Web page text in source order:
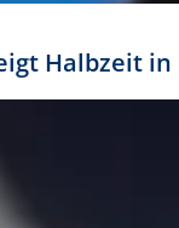
Halbzeit